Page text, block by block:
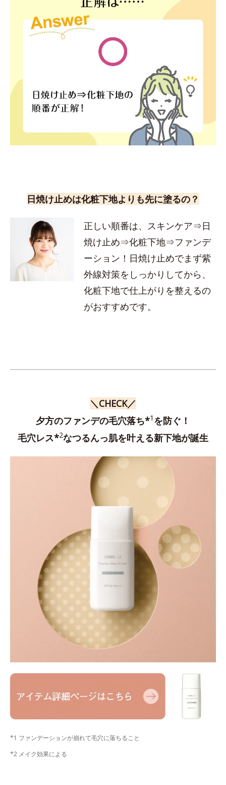
日焼け止めは化粧下地よりも先に塗るの？
正しい順番は、スキンケア⇒日
焼け止め⇒化粧下地⇒ファンデ
ーション！日焼け止めでまず紫
外線対策をしっかりしてから、
化粧下地で仕上がりを整えるの
がおすすめです。
＼CHECK／
夕方のファンデの毛穴落ち*1 を防ぐ！
毛穴レス*2なつるんっ肌を叶える新下地が誕生
*1 ファンデーションが崩れて毛穴に落ちること
*2 メイク効果による